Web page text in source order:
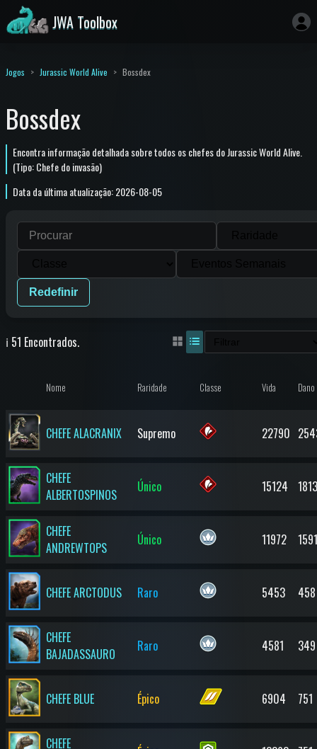
JWA Toolbox
Jogos Jurassic World Alive Bossdex
Bossdex
Encontra informação detalhada sobre todos os chefes do Jurassic World Alive.
(Tipo: Chefe do invasão)
Data da última atualização: 2026-08-05
Redefinir
ℹ️ 51 Encontrados.
Nome Raridade Classe Vida Dano
CHEFE ALACRANIX Supremo 22790
CHEFE
ALBERTOSPINOS
Único 15124 1813
CHEFE
ANDREWTOPS
Único 11972 1591
CHEFE ARCTODUS Raro 5453 458
CHEFE
BAJADASSAURO
Raro 4581 349
CHEFE BLUE Épico 6904 751
CHEFE